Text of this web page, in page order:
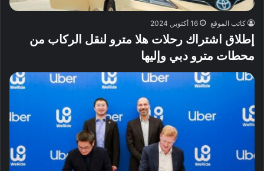
كاتب الموقع 16 أكتوبر, 2024
إطلاق اشتراك رحلات هلا مترو لنقل الركاب من
محطات مترو دبي وإليها